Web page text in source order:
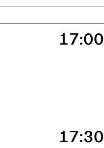
17:00
17:30